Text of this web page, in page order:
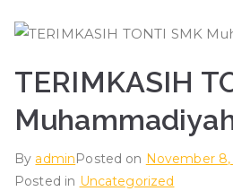
TERIMKASIH
By admin Posted on November 8,
Posted in Uncategorized